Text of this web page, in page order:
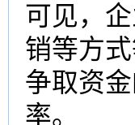
可见，
销等方
争取资
率。